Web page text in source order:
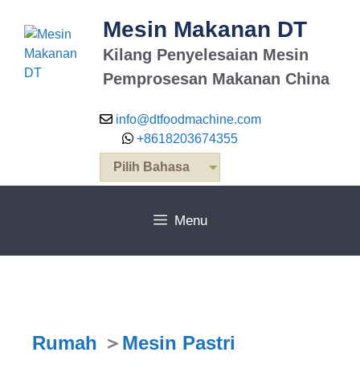
Mesin Makanan DT
Kilang Penyelesaian Mesin
Pemprosesan Makanan China
info@dtfoodmachine.com
+8618203674355
Pilih Bahasa
Menu
Rumah ＞ Mesin Pastri